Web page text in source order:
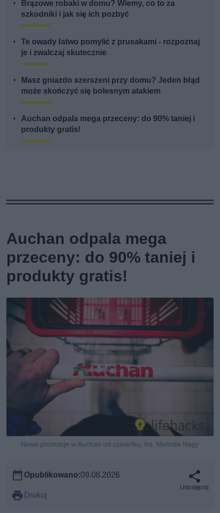
Brązowe robaki w domu? Wiemy, co to za
szkodniki i jak się ich pozbyć
Te owady łatwo pomylić z prusakami - rozpoznaj
je i zwalczaj skutecznie
Masz gniazdo szerszeni przy domu? Jeden błąd
może skończyć się bolesnym atakiem
Auchan odpala mega przeceny: do 90% taniej i
produkty gratis!
Auchan odpala mega
przeceny: do 90% taniej i
produkty gratis!
Nowe promocje w Auchan od czwartku, fot. Melinda Nagy
Opublikowano:09.08.2026
Drukuj
Udostępnij